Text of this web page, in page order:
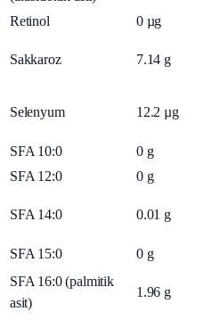
Retinol
0 µg
Sakkaroz 7.14 g
Selenyum 12.2 µg
SFA 10:0 0 g
SFA 12:0
0 g
SFA 14:0 0.01 g
SFA 15:0 0 g
SFA 16:0 (palmitik
asit)
1.96 g